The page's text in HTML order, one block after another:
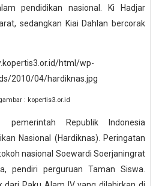
pendidikan nasional. Ki Hadjar
sedangkan Kiai Dahlan bercorak
: kopertis3.or.id
Republik Indonesia
Nasional (Hardiknas). Peringatan
nasional Soewardi Soerjaningrat
pendiri perguruan Taman Siswa.